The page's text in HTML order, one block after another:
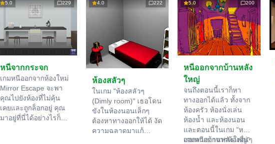
5.0 229
หนีจากกระจก
เกมหนีออกจากห้องใหม่
Mirror Escape จะพา
คุณไปยังห้องที่ไม่คุ้น
เคยและถูกล็อกอยู่ คุณ
มาอยู่ที่นี่ได้อย่างไรก็
4.0 222
ห้องสลัวๆ
ในเกม "ห้องสลัวๆ
(Dimly room)" เธอโดน
ขังในห้องนอนเล็กๆ
ต้องหาทางออกให้ได้ งัด
ความฉลาดมาแก้
5.0 200
หนีออกจากบ้านหลัง
ใหญ่
จนถึงตอนนี้เราก็หา
ทางออกได้แล้ว ทั้งจาก
ห้องครัว ห้องนั่งเล่น
ห้องน้ำ และห้องนอน
และตอนนี้ในเกม "หนี
ออกจากบ้านหลังใหญ่"
เกมหนีออกจากห้องอื่นๆ